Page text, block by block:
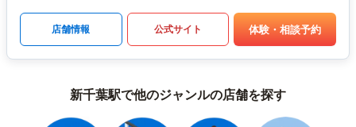
店舗情報 公式サイト 体験・相談予約
新千葉駅で他のジャンルの店舗を探す